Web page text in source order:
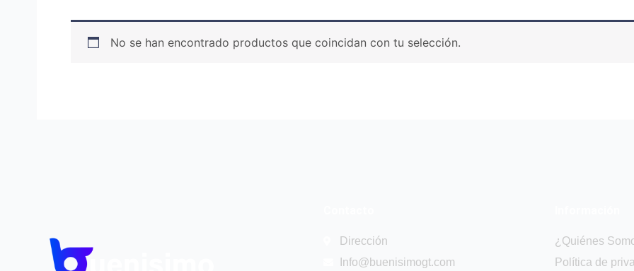
No se han encontrado productos que coincidan con tu selección.
Dirección
Info@buenisimogt.com
¿Quiénes
Política de